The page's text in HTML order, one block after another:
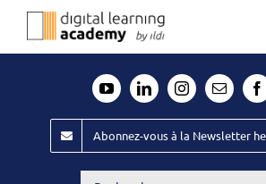
Passer
Évènements ILDI
Abonnez-vous à la Newsletter
Rechercher: